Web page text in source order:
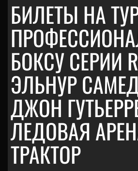
БИЛЕТЫ НА
БОКСУ СЕРИИ
ЭЛЬНУР
ДЖОН
ЛЕДОВАЯ
ТРАКТОР